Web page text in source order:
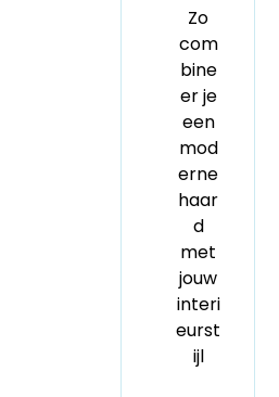
Zo
com
bine
er je
een
mod
erne
haar
d
met
jouw
interi
eurst
ijl